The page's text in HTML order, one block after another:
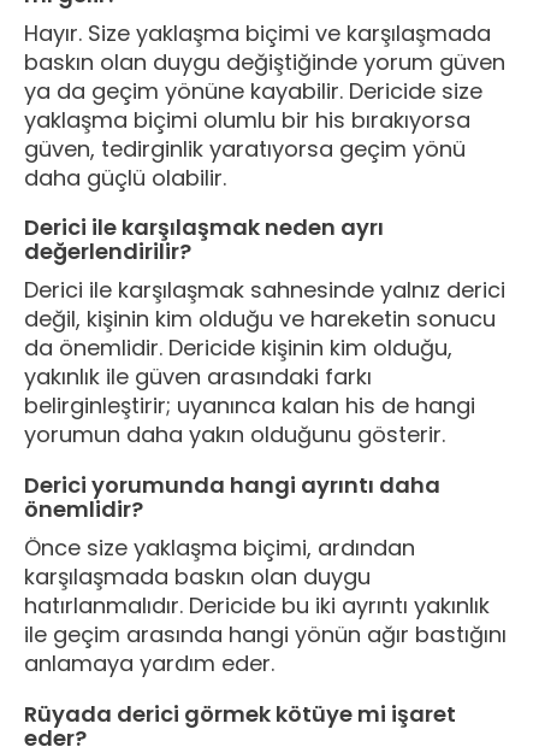
Hayır. Size yaklaşma biçimi ve karşılaşmada
baskın olan duygu değiştiğinde yorum güven
ya da geçim yönüne kayabilir. Dericide size
yaklaşma biçimi olumlu bir his bırakıyorsa
güven, tedirginlik yaratıyorsa geçim yönü
daha güçlü olabilir.
Derici ile karşılaşmak neden ayrı
değerlendirilir?
Derici ile karşılaşmak sahnesinde yalnız derici
değil, kişinin kim olduğu ve hareketin sonucu
da önemlidir. Dericide kişinin kim olduğu,
yakınlık ile güven arasındaki farkı
belirginleştirir; uyanınca kalan his de hangi
yorumun daha yakın olduğunu gösterir.
Derici yorumunda hangi ayrıntı daha
önemlidir?
Önce size yaklaşma biçimi, ardından
karşılaşmada baskın olan duygu
hatırlanmalıdır. Dericide bu iki ayrıntı yakınlık
ile geçim arasında hangi yönün ağır bastığını
anlamaya yardım eder.
Rüyada derici görmek kötüye mi işaret
eder?